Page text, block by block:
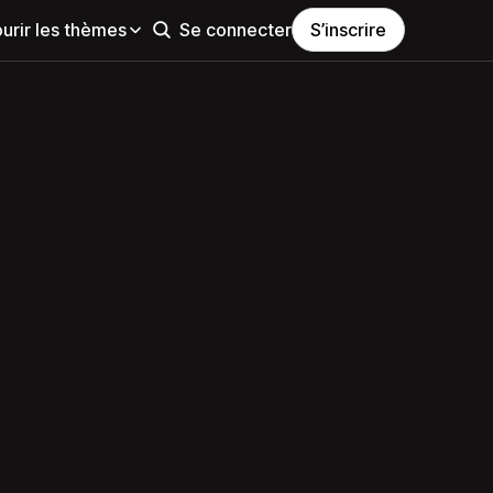
les thèmes Se connecter S’inscrire